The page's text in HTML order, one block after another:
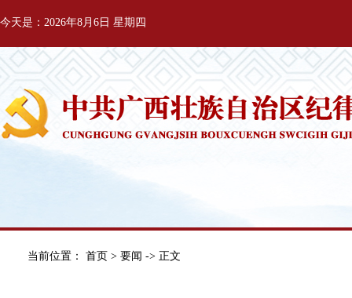
今天是：2026年8月6日 星期四
当前位置： 首页 > 要闻 -> 正文